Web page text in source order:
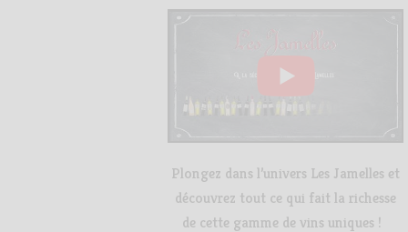
Plongez dans l’univers Les Jamelles et
découvrez tout ce qui fait la richesse
de cette gamme de vins uniques !